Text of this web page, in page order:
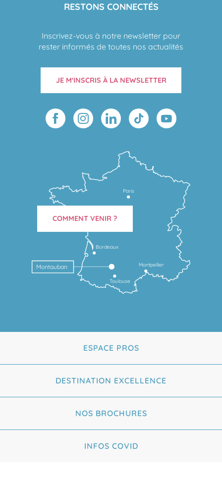
RESTONS CONNECTÉS
Inscrivez-vous à notre newsletter pour
rester informés de toutes nos actualités
JE M'INSCRIS À LA NEWSLETTER
Toulouse
Montpellier
Bordeaux
Montauban
Paris
COMMENT VENIR ?
ESPACE PROS
DESTINATION EXCELLENCE
NOS BROCHURES
INFOS COVID